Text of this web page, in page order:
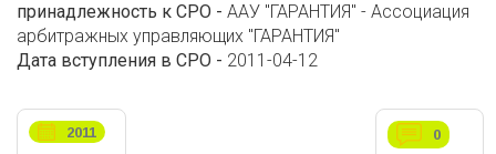
принадлежность к СРО - ААУ "ГАРАНТИЯ" - Ассоциация
арбитражных управляющих "ГАРАНТИЯ"
Дата вступления в СРО - 2011-04-12
2011 0